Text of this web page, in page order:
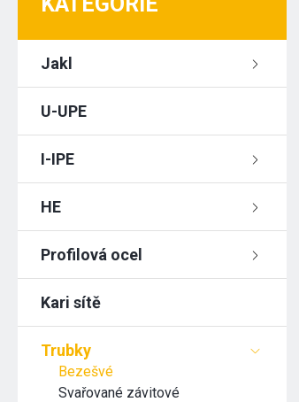
Jakl
U-UPE
I-IPE
HE
Profilová ocel
Kari sítě
Trubky
Bezešvé
Svařované závitové